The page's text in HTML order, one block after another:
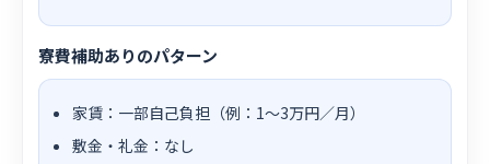
寮費補助ありのパターン
家賃：一部自己負担（例：1〜3万円／月）
敷金・礼金：なし